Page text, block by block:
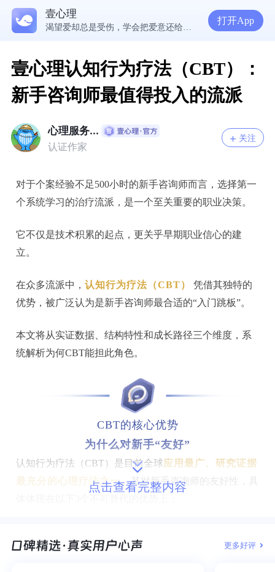
壹心理
打开App
壹心理认知行为疗法（CBT）：
新手咨询师最值得投入的流派
心理服务...
认证作家
关注
对于个案经验不足500小时的新手咨询师而言，选择第一
个系统学习的治疗流派，是一个至关重要的职业决策。
它不仅是技术积累的起点，更关乎早期职业信心的建
立。
在众多流派中， 认知行为疗法（CBT）
凭借其独特的
优势，被广泛认为是新手咨询师最合适的“入门跳板”。
本文将从实证数据、结构特性和成长路径三个维度，系
统解析为何CBT能担此角色。
CBT的核心优势
为什么对新手“友好”
认知行为疗法（CBT）是目前全球应用最广、研究证据
最 充分的心 理疗法之一。其对新手咨询师的友好性，具
与某些需要长期探索、过程难以量化的疗法不同，CBT
点击查看完整内容
更多好评